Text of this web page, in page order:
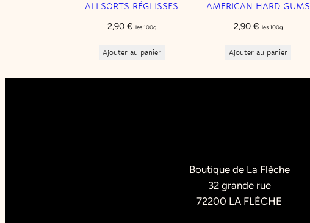
ALLSORTS RÉGLISSES
2,90 € les 100g
Ajouter au panier
AMERICAN HARD GUMS
2,90 € les 100g
Ajouter au panier
Boutique de La Flèche
32 grande rue
72200 LA FLÈCHE